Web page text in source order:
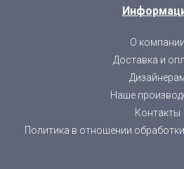
О компании
Доставка и
Наше
Контакты
Политика в отношении